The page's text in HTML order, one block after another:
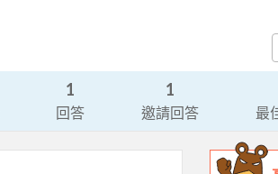
1
回答
1
邀請回答 最